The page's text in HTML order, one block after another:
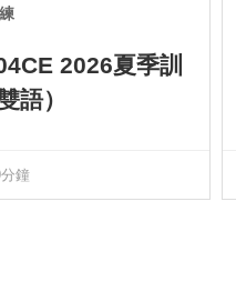
2026夏季訓
語）
鐘